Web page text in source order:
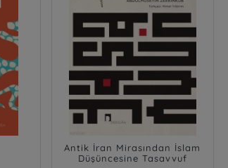
Antik İran Mirasından İslam
Düşüncesine Tasavvuf